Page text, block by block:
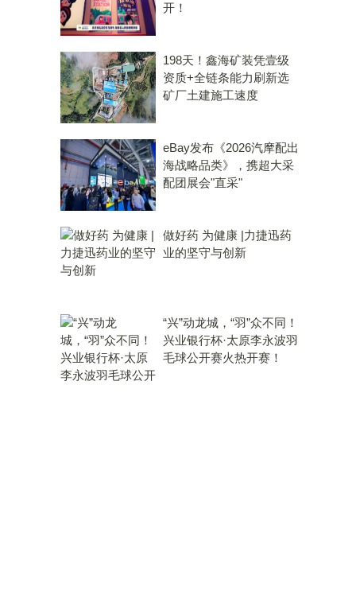
开！
198天！鑫海矿装凭壹级
资质+全链条能力刷新选
矿厂土建施工速度
eBay发布《2026汽摩配出
海战略品类》，携超大采
配团展会"直采"
做好药 为健康 |力捷迅药
业的坚守与创新
“兴”动龙城，“羽”众不同！
兴业银行杯·太原李永波羽
毛球公开赛火热开赛！